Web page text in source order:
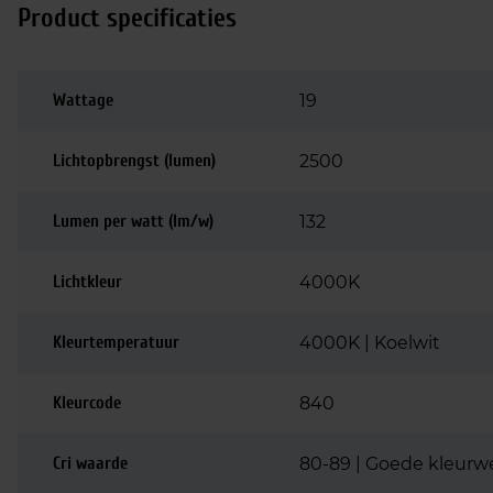
Product specificaties
Wattage 19
Lichtopbrengst (lumen) 2500
Lumen per watt (lm/w) 132
Lichtkleur 4000K
Kleurtemperatuur 4000K | Koelwit
Kleurcode 840
Cri waarde 80-89 | Goede